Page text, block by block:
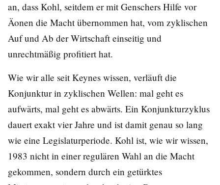
an, dass Kohl, seitdem er mit Genschers Hilfe vor
Äonen die Macht übernommen hat, vom zyklischen
Auf und Ab der Wirtschaft einseitig und
unrechtmäßig profitiert hat.
Wie wir alle seit Keynes wissen, verläuft die
Konjunktur in zyklischen Wellen: mal geht es
aufwärts, mal geht es abwärts. Ein Konjunkturzyklus
dauert exakt vier Jahre und ist damit genau so lang
wie eine Legislaturperiode. Kohl ist, wie wir wissen,
1983 nicht in einer regulären Wahl an die Macht
gekommen, sondern durch ein getürktes